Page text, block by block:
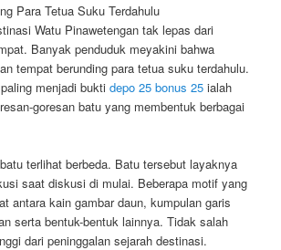
Para Tetua Suku Terdahulu
Watu Pinawetengan tak lepas dari
Banyak penduduk meyakini bahwa
tempat berunding para tetua suku terdahulu.
menjadi buktidepo 25 bonus 25 ialah
goresan batu yang membentuk berbagai
terlihat berbeda. Batu tersebut layaknya
saat diskusi di mulai. Beberapa motif yang
antara kain gambar daun, kumpulan garis
serta bentuk-bentuk lainnya. Tidak salah
dari peninggalan sejarah destinasi.